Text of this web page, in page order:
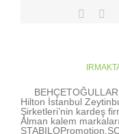
Hilton İstanbul
Şirketleri’nin kardeş
Alman kalem